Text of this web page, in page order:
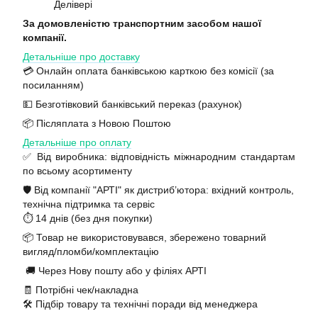
Делівері
За домовленістю транспортним засобом нашої
компанії.
Детальніше про доставку
💳 Онлайн оплата банківською карткою без комісії (за
посиланням)
💵 Безготівковий банківський переказ (рахунок)
📦 Післяплата з Новою Поштою
Детальніше про оплату
✅ Від виробника: відповідність міжнародним стандартам
по всьому асортименту
🛡️ Від компанії "АРТІ" як дистриб’ютора: вхідний контроль,
технічна підтримка та сервіс
⏱️ 14 днів (без дня покупки)
📦 Товар не використовувався, збережено товарний
вигляд/пломби/комплектацію
🚚 Через Нову пошту або у філіях АРТІ
🧾 Потрібні чек/накладна
🛠️ Підбір товару та технічні поради від менеджера